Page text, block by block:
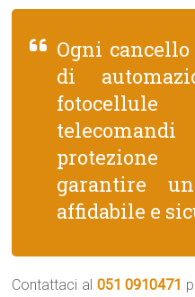
Ogni cancello
di
garantire
affidabile e
Contattaci al 051 0910471